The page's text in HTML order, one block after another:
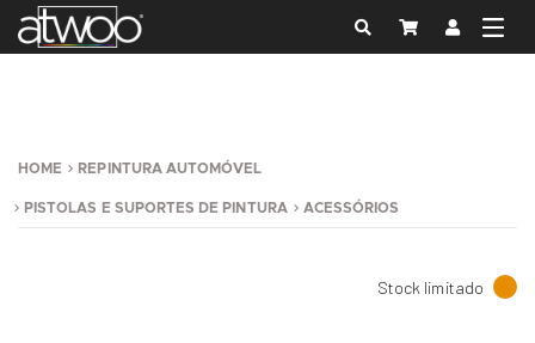
HOME REPINTURA AUTOMÓVEL
PISTOLAS E SUPORTES DE PINTURA ACESSÓRIOS
Stock limitado